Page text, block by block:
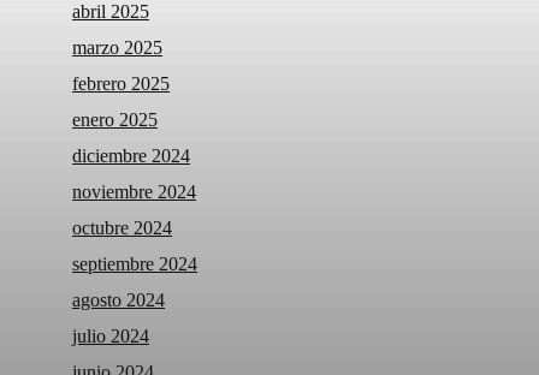
abril 2025
marzo 2025
febrero 2025
enero 2025
diciembre 2024
noviembre 2024
octubre 2024
septiembre 2024
agosto 2024
julio 2024